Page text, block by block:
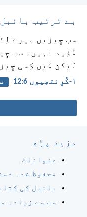
بے ترتیب
سب چِیزیں میرے
مُفِید نہیں۔ سب
لیکن مَیں کِسی
۱-کُرِنتھِیوں 6:‏12
مزید پڑھ
عنوانات
محفوظ شدہ
بائبل کی
سب سے زیادہ